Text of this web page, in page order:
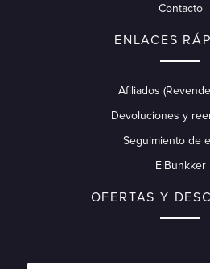
Contacto
ENLACES
Afiliados
Devoluciones y
Seguimiento de
ElBunkker
OFERTAS Y